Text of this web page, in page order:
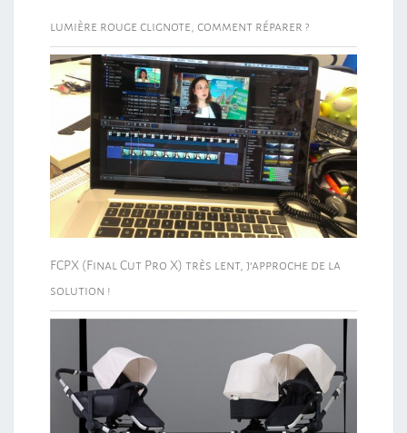
lumière rouge clignote, comment réparer ?
FCPX (Final Cut Pro X) très lent, j’approche de la
solution !